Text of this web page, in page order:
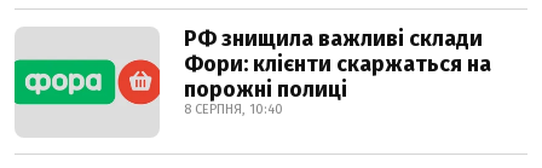
РФ знищила важливі склади
Фори: клієнти скаржаться на
порожні полиці
8 СЕРПНЯ, 10:40